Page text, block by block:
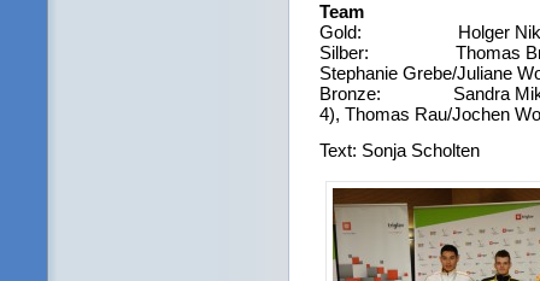
Team
Gold: Holger Nikelis/
Silber: Thomas
Stephanie Grebe/Juliane
Bronze: Sandra
4), Thomas Rau/Jochen
Text: Sonja Scholten